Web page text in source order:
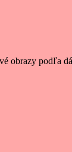
obrazy podľa